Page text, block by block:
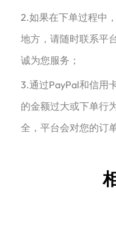
2.如果在下单过程中
地方，请随时联系平
诚为您服务；
3.通过PayPal和信用
的金额过大或下单行
全，平台会对您的订